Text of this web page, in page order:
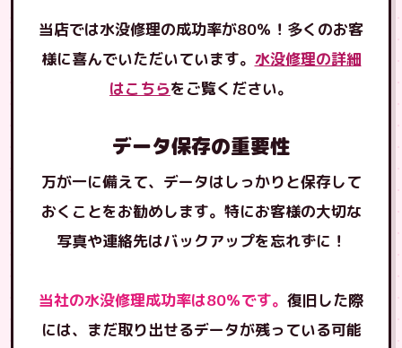
当店では水没修理の成功率が80％！多くのお客
様に喜んでいただいています。 水没修理の詳細
はこちらをご覧ください。
データ保存の重要性
万が一に備えて、データはしっかりと保存して
おくことをお勧めします。特にお客様の大切な
写真や連絡先はバックアップを忘れずに！
当社の水没修理成功率は80％です。 復旧した際
には、まだ取り出せるデータが残っている可能